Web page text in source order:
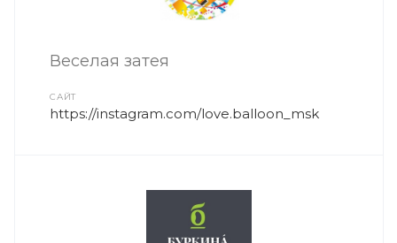
Веселая затея
САЙТ
https://instagram.com/love.balloon_msk